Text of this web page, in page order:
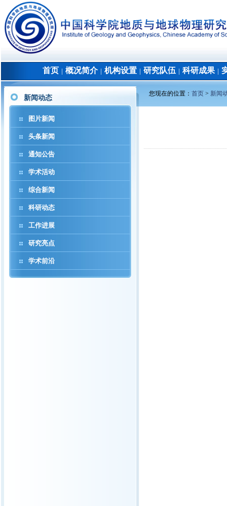
首页 概况简介│ 机构设置 研究队伍 科研成果│
新闻动态
图片新闻
头条新闻
通知公告
学术活动
综合新闻
科研动态
工作进展
研究亮点
学术前沿
您现在的位置： 首页 > 新闻